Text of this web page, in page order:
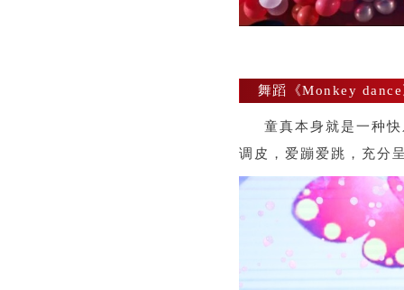
舞蹈《Monkey
童真本身就是一种
调皮，爱蹦爱跳，充分